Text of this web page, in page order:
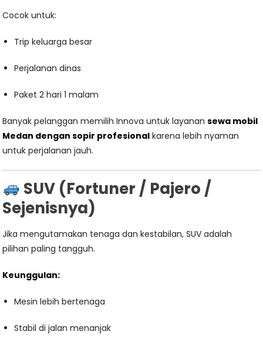
Cocok untuk:
Trip keluarga besar
Perjalanan dinas
Paket 2 hari 1 malam
Banyak pelanggan memilih Innova untuk layanansewa mobil
Medan dengan sopir profesional karena lebih nyaman
untuk perjalanan jauh.
SUV (Fortuner / Pajero /
Sejenisnya)
Jika mengutamakan tenaga dan kestabilan, SUV adalah
pilihan paling tangguh.
Keunggulan:
Mesin lebih bertenaga
Stabil di jalan menanjak